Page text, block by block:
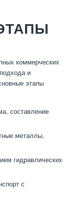
коммерческих
и
этапы
составление
металлы,
гидравлических
с